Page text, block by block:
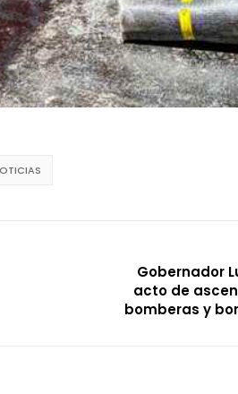
Gobernador
acto de
bomberas y